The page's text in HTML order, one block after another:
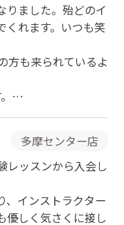
りました。殆どのイ
くれます。いつも笑
方も来られているよ
多摩センター店
レッスンから入会し
、インストラクター
優しく気さくに接し